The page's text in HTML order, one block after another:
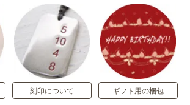
刻印について ギフト用の梱包